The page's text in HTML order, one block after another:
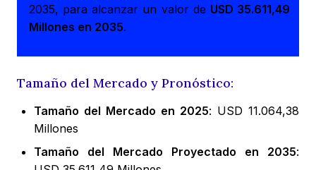
2035, para alcanzar un valor de USD 35.611,49
Millones en 2035.
Tamaño del Mercado y Pronóstico:
Tamaño del Mercado en 2025: USD 11.064,38
Millones
Tamaño del Mercado Proyectado en 2035: